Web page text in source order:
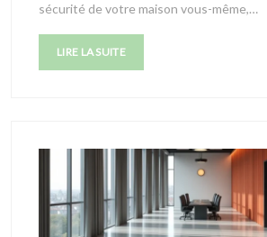
sécurité de votre maison vous-même,…
LIRE LA SUITE